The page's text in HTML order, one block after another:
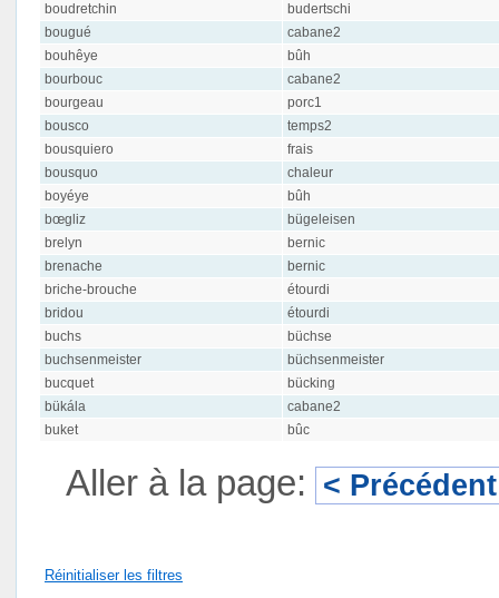
boudretchin
budertschi
bougué
cabane2
bouhêye
bûh
bourbouc
cabane2
bourgeau
porc1
bousco
temps2
bousquiero
frais
bousquo
chaleur
boyéye
bûh
bœgliz
bügeleisen
brelyn
bernic
brenache
bernic
briche-brouche
étourdi
bridou
étourdi
buchs
büchse
buchsenmeister
büchsenmeister
bucquet
bücking
bükála
cabane2
buket
bûc
Aller à la page: < Précédent
Réinitialiser les filtres